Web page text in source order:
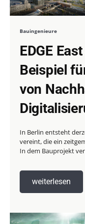
Bauingenieure
EDGE
Beispiel
von
In Berlin entsteht
vereint, die ein
In dem Bauprojekt
weiterlesen